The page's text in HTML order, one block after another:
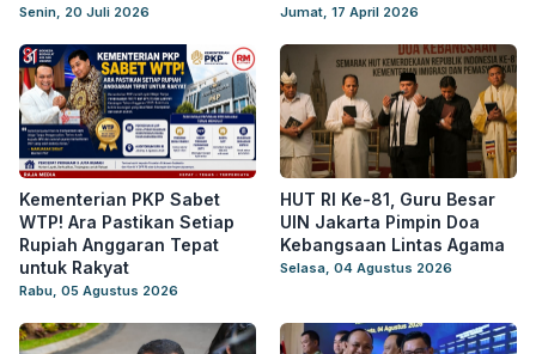
Senin, 20 Juli 2026 Jumat, 17 April 2026
Kementerian PKP Sabet
WTP! Ara Pastikan Setiap
Rupiah Anggaran Tepat
untuk Rakyat
Rabu, 05 Agustus 2026
HUT RI Ke-81, Guru Besar
UIN Jakarta Pimpin Doa
Kebangsaan Lintas Agama
Selasa, 04 Agustus 2026